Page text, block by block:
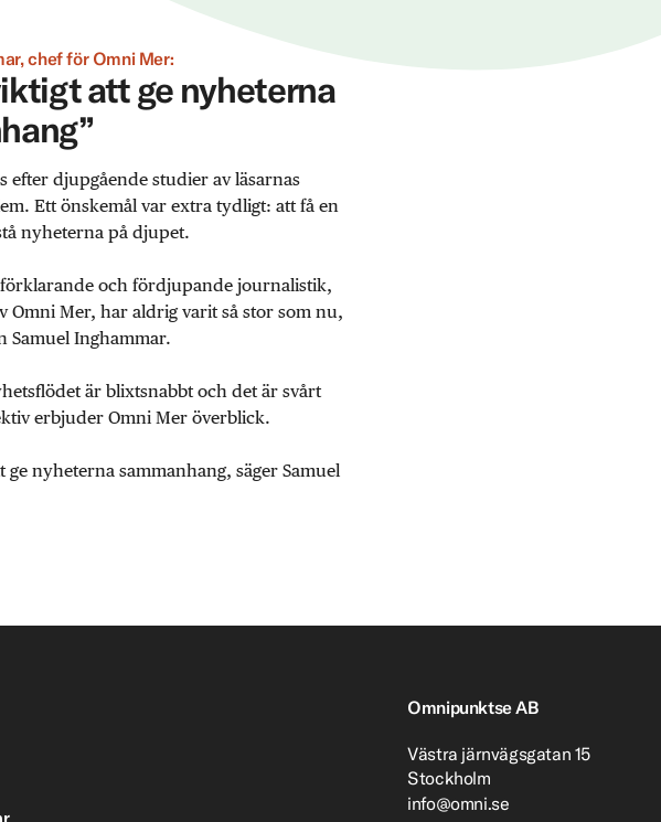
chef för Omni Mer:
att ge nyheterna
efter djupgående studier av läsarnas
Ett önskemål var extra tydligt: att få en
nyheterna på djupet.
och fördjupande journalistik,
Omni Mer, har aldrig varit så stor som nu,
Samuel Inghammar.
är blixtsnabbt och det är svårt
erbjuder Omni Mer överblick.
ge nyheterna sammanhang, säger Samuel
Omnipunktse AB
Västra järnvägsgatan 15
Stockholm
info@omni.se